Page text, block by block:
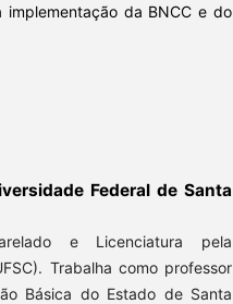
da BNCC e do
Federal de Santa
e Licenciatura pela
Trabalha como professor
Básica do Estado de Santa